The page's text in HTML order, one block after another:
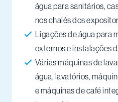
água para sanitários,
nos chalés dos
Ligações de água para
externos e instalações
Várias máquinas de
água, lavatórios,
e máquinas de café